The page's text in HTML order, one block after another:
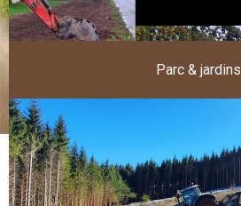
Parc & jardins